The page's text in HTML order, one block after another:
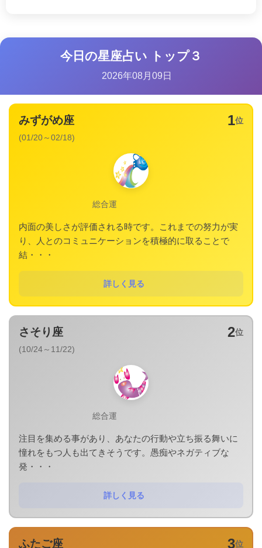
今日の星座占い トップ３
2026年08月09日
1位
みずがめ座
(01/20～02/18)
総合運
内面の美しさが評価される時です。これまでの努力が実
り、人とのコミュニケーションを積極的に取ることで
結・・・
詳しく見る
2位
さそり座
(10/24～11/22)
総合運
注目を集める事があり、あなたの行動や立ち振る舞いに
憧れをもつ人も出てきそうです。愚痴やネガティブな
発・・・
詳しく見る
3位
ふたご座